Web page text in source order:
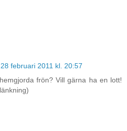
28 februari 2011 kl. 20:57
frön? Vill gärna ha en lott!